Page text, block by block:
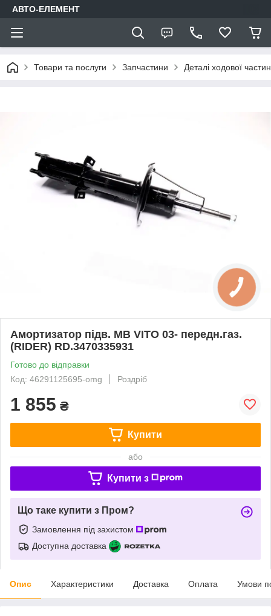
АВТО-ЕЛЕМЕНТ
Товари та послуги Запчастини Деталі ходової
Амортизатор підв. MB VITO 03- передн.газ.
(RIDER) RD.3470335931
Готово до відправки
Код: 46291125695-omg
Роздріб
1 855 ₴
Купити
або
Купити з
Що таке купити з Пром?
Замовлення під захистом
Доступна доставка
Опис Характеристики Доставка Оплата Умови